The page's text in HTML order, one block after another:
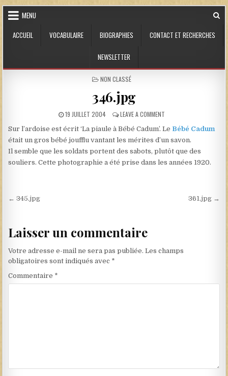
Skip to content
MENU
ACCUEIL
VOCABULAIRE BIOGRAPHIES CONTACT ET RECHERCHES
NEWSLETTER
POSTED IN
NON CLASSÉ
346.jpg
PUBLISHED DATE:
19 JUILLET 2004 LEAVE A COMMENTON 346.JPG
Sur l’ardoise est écrit ‘La piaule à Bébé Cadum’. Le Bébé Cadum
était un gros bébé joufflu vantant les mérites d’un savon.
Il semble que les soldats portent des sabots, plutôt que des
souliers. Cette photographie a été prise dans les années 1920.
Navigation de l’article
← 345.jpg 361.jpg →
Laisser un commentaire
Votre adresse e-mail ne sera pas publiée. Les champs
obligatoires sont indiqués avec *
Commentaire *